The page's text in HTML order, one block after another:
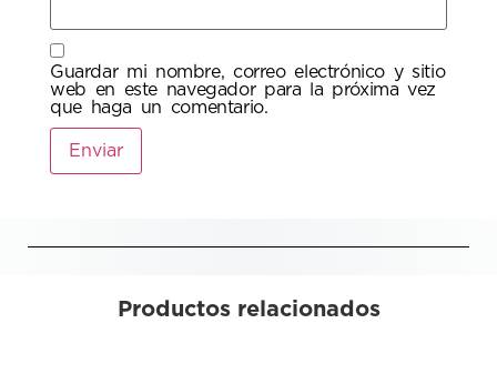
Guardar mi nombre, correo electrónico y sitio
web en este navegador para la próxima vez
que haga un comentario.
Productos relacionados